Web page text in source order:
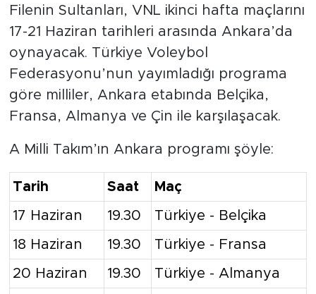
Filenin Sultanları, VNL ikinci hafta maçlarını
17-21 Haziran tarihleri arasında Ankara’da
oynayacak. Türkiye Voleybol
Federasyonu’nun yayımladığı programa
göre milliler, Ankara etabında Belçika,
Fransa, Almanya ve Çin ile karşılaşacak.
A Milli Takım’ın Ankara programı şöyle:
Tarih Saat Maç
17 Haziran 19.30 Türkiye - Belçika
18 Haziran 19.30 Türkiye - Fransa
20 Haziran 19.30 Türkiye - Almanya